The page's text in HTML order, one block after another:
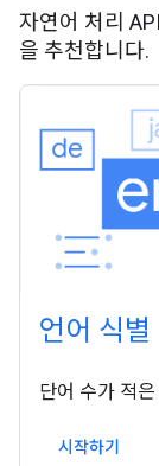
자연어 처리
을 추천합니다.
언어 식별
단어 수가 적
시작하기